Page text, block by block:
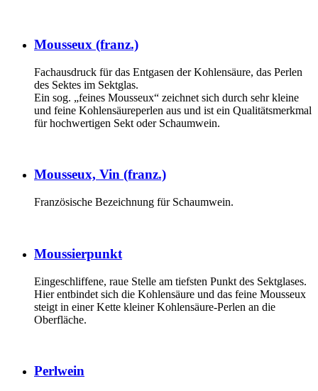
Mousseux (franz.)
Fachausdruck für das Entgasen der Kohlensäure, das Perlen
des Sektes im Sektglas.
Ein sog. „feines Mousseux“ zeichnet sich durch sehr kleine
und feine Kohlensäureperlen aus und ist ein Qualitätsmerkmal
für hochwertigen Sekt oder Schaumwein.
Mousseux, Vin (franz.)
Französische Bezeichnung für Schaumwein.
Moussierpunkt
Eingeschliffene, raue Stelle am tiefsten Punkt des Sektglases.
Hier entbindet sich die Kohlensäure und das feine Mousseux
steigt in einer Kette kleiner Kohlensäure-Perlen an die
Oberfläche.
Perlwein